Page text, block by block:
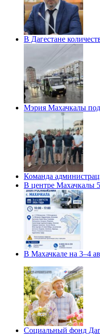
В Дагестане
Мэрия Махачкалы
Команда
В центре Махачкалы
В Махачкале на 3–4
Социальный фонд